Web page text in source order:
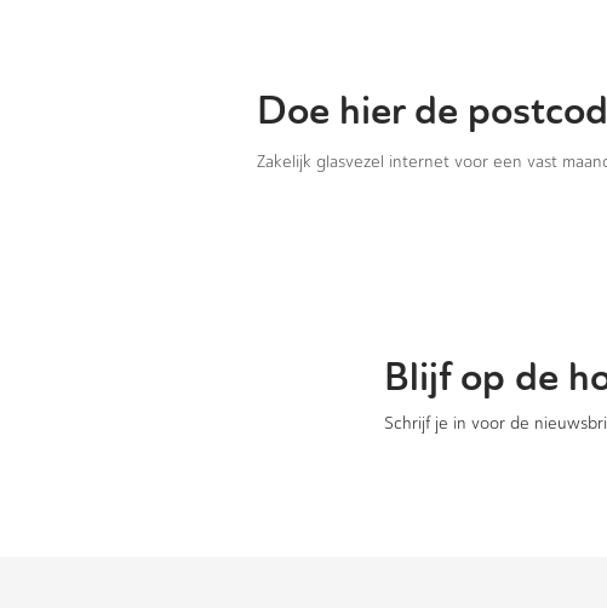
Doe hier de
Zakelijk glasvezel internet voor een vast
Blijf op de
Schrijf je in voor de